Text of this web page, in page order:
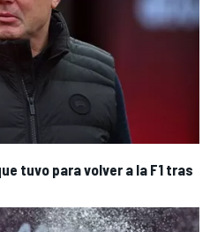
tuvo para volver a la F1 tras